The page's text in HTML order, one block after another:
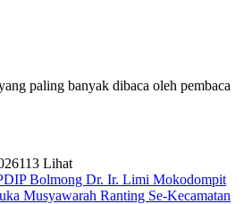
paling banyak dibaca oleh pembaca
113 Lihat
Bolmong Dr. Ir. Limi Mokodompit
Musyawarah Ranting Se-Kecamatan